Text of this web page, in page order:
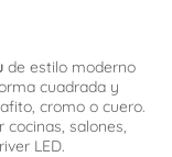
de estilo moderno
cuadrada y
cromo o cuero.
salones,
LED.